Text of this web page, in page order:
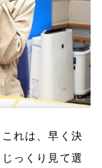
れは、早く決
っくり見て選